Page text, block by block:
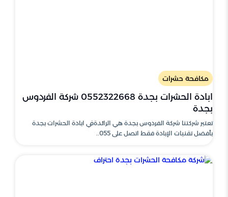
مكافحة حشرات
ابادة الحشرات بجدة 0552322668 شركة الفردوس
بجدة
تعتبر شركتنا شركة الفردوس بجدة هي الرائدةفي ابادة الحشرات بجدة
بأفضل تقنيات الإبادة فقط اتصل على 055..